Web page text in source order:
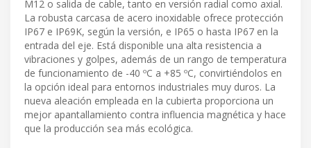
M12 o salida de cable, tanto en versión radial como axial.
La robusta carcasa de acero inoxidable ofrece protección
IP67 e IP69K, según la versión, e IP65 o hasta IP67 en la
entrada del eje. Está disponible una alta resistencia a
vibraciones y golpes, además de un rango de temperatura
de funcionamiento de -40 ºC a +85 ºC, convirtiéndolos en
la opción ideal para entornos industriales muy duros. La
nueva aleación empleada en la cubierta proporciona un
mejor apantallamiento contra influencia magnética y hace
que la producción sea más ecológica.